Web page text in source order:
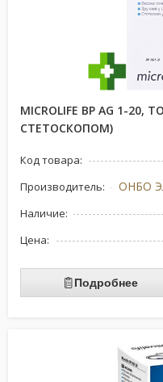
MICROLIFE ВР AG 1-
СТЕТОСКОПОМ)
Код товара:
Производитель: ОНБО
Наличие:
Цена:
Подробнее